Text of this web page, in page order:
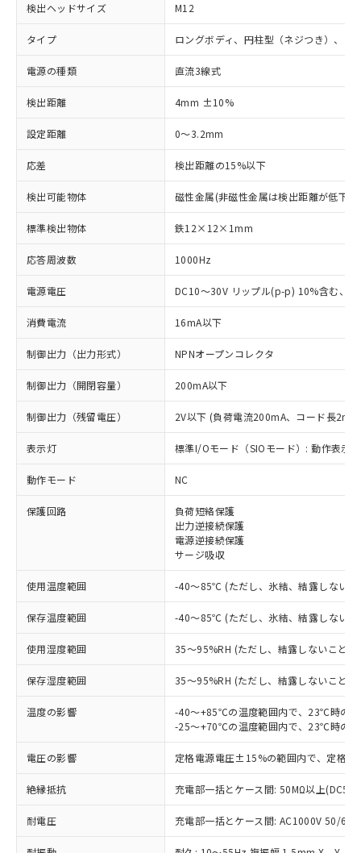
検出ヘッドサイズ M12
タイプ ロングボディ、円柱型（ネジつき）、シ
電源の種類 直流3線式
検出距離 4mm ±10%
設定距離 0～3.2mm
応差 検出距離の15%以下
検出可能物体 磁性金属(非磁性金属は検出距離が低下し
標準検出物体 鉄12×12×1mm
応答周波数 1000Hz
電源電圧 DC10～30V リップル(p-p) 10%含む、
消費電流 16mA以下
制御出力（出力形式） NPNオープンコレクタ
制御出力（開閉容量） 200mA以下
制御出力（残留電圧） 2V以下 (負荷電流200mA、コード長2m
表示灯 標準I/Oモード（SIOモード）: 動作表示
動作モード NC
保護回路
負荷短絡保護
出力逆接続保護
電源逆接続保護
サージ吸収
使用温度範囲 -40～85℃ (ただし、氷結、結露しないこ
保存温度範囲 -40～85℃ (ただし、氷結、結露しないこ
使用湿度範囲 35～95%RH (ただし、結露しないこと)
保存湿度範囲 35～95%RH (ただし、結露しないこと)
温度の影響
-40～+85℃の温度範囲内で、23℃時の
-25～+70℃の温度範囲内で、23℃時の
電圧の影響 定格電源電圧±15%の範囲内で、定格
絶縁抵抗 充電部一括とケース間: 50MΩ以上
耐電圧 充電部一括とケース間: AC1000V 50/
以下の条件をお読みいただき、同意のうえ
本サービスは、当社制御機器事業取扱
商品の当社在庫状況および標準価格
(税抜)を提供させていただくもので
当社制御機器事業取扱商品の中には、
本サービスの対象外となる商品もある
ことをご了承ください。
在庫状況および標準価格照会結果は、
記載している更新日時点での社内デー
タに基づき作成されるものであり、閲
対応済み：EU RoHS指令（10物質）の
非含有に対応した製品が提供可能な商品で
対応予定：EU RoHS指令（10物質）の非含
有に対応した製品に切り替える予定のある
商品です。
対応予定なし：EU RoHS指令（10物質）の
非含有に非対応の商品で、対応品を出す予
調査・確認中：EU RoHS指令（10物質）の
非含有の対応状況を調査中または確認中の
商品です。
非該当品：ライセンス料など無形物で、有
害物質有無と関係のない商品です。
仕入先様の事情により、非含有部品として
いたものが、含有品と判明した場合などや
むを得ず変更することがあります。
*EU RoHS指令（10物質）：
※1 中国RoHS○×表
「○」：最大均質材料含有率が中国RoHSの
基準値以下であることを示します。
基準値を超えていることを示します。
「－」：未確認です。当社販売部門へお問
当社は、これら貴社製品のうち、外国
為替および外国貿易法に定める商品
（以下｢規制貨物等」という）を輸出
または国外への提供する場合は、日本